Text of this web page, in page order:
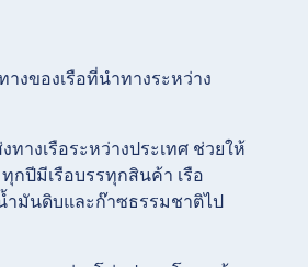
งของเรือที่นำทางระหว่าง
างเรือระหว่างประเทศ ช่วยให้
กปีมีเรือบรรทุกสินค้า เรือ
ำมันดิบและก๊าซธรรมชาติไป